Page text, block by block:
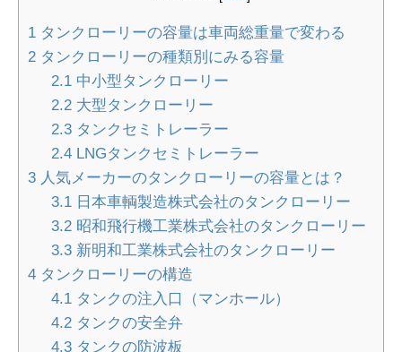
1 タンクローリーの容量は車両総重量で変わる
2 タンクローリーの種類別にみる容量
2.1中小型タンクローリー
2.2大型タンクローリー
2.3タンクセミトレーラー
2.4LNGタンクセミトレーラー
3 人気メーカーのタンクローリーの容量とは？
3.1日本車輌製造株式会社のタンクローリー
3.2昭和飛行機工業株式会社のタンクローリー
3.3新明和工業株式会社のタンクローリー
4 タンクローリーの構造
4.1タンクの注入口（マンホール）
4.2タンクの安全弁
4.3タンクの防波板